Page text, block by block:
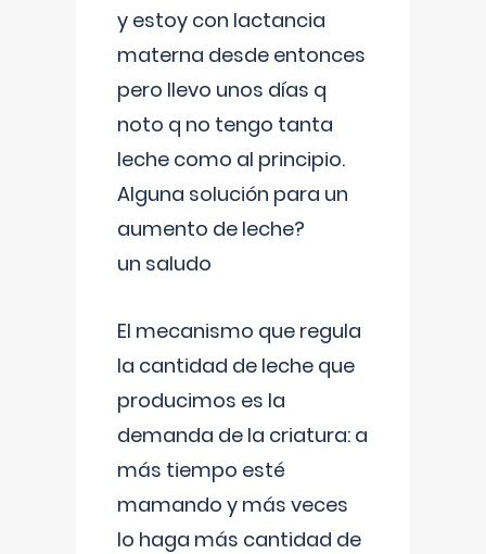
y estoy con lactancia
materna desde entonces
pero llevo unos días q
noto q no tengo tanta
leche como al principio.
Alguna solución para un
aumento de leche?
un saludo
El mecanismo que regula
la cantidad de leche que
producimos es la
demanda de la criatura: a
más tiempo esté
mamando y más veces
lo haga más cantidad de